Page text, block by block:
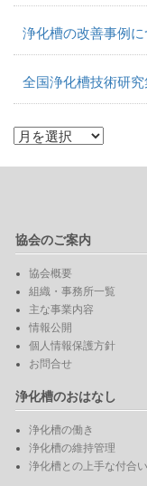
浄化槽の改善事例に
全国浄化槽技術研
協会のご案内
協会概要
組織・事務所一覧
主な事業内容
情報公開
個人情報保護方針
お問合せ
浄化槽のおはなし
浄化槽の働き
浄化槽の維持管理
浄化槽との上手な付合